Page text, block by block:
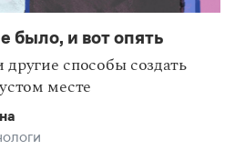
было, и вот опять
способы создать
месте